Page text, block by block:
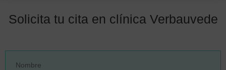
Solicita tu cita en clínica Verbauvede